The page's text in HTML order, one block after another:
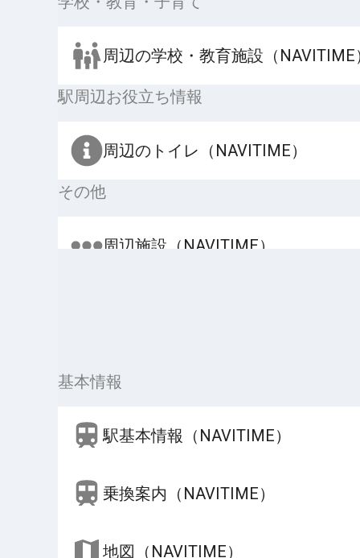
周辺の学校・教育施設（NAVITIME
駅周辺お役立ち情報
周辺のトイレ（NAVITIME）
その他
周辺施設（NAVITIME）
基本情報
駅基本情報（NAVITIME）
乗換案内（NAVITIME）
地図（NAVITIME）